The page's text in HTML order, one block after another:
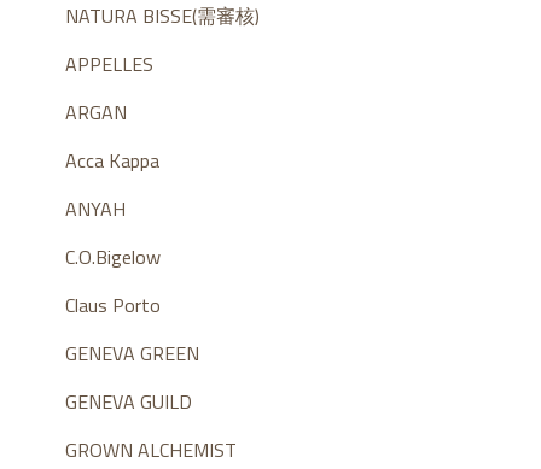
NATURA BISSE(需審核)
APPELLES
ARGAN
Acca Kappa
ANYAH
C.O.Bigelow
Claus Porto
GENEVA GREEN
GENEVA GUILD
GROWN ALCHEMIST